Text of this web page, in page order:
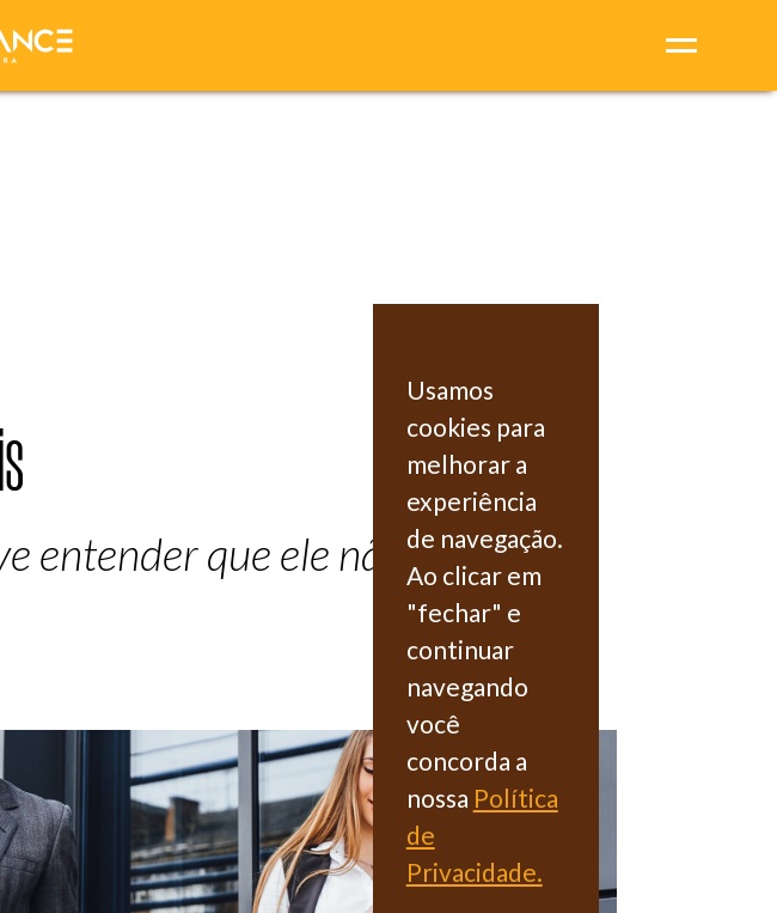
Usamos
cookies para
melhorar a
experiência
de navegação.
Ao clicar em
"fechar" e
continuar
navegando
você
concorda a
nossa Política
de
Privacidade.
entender que ele não se basta